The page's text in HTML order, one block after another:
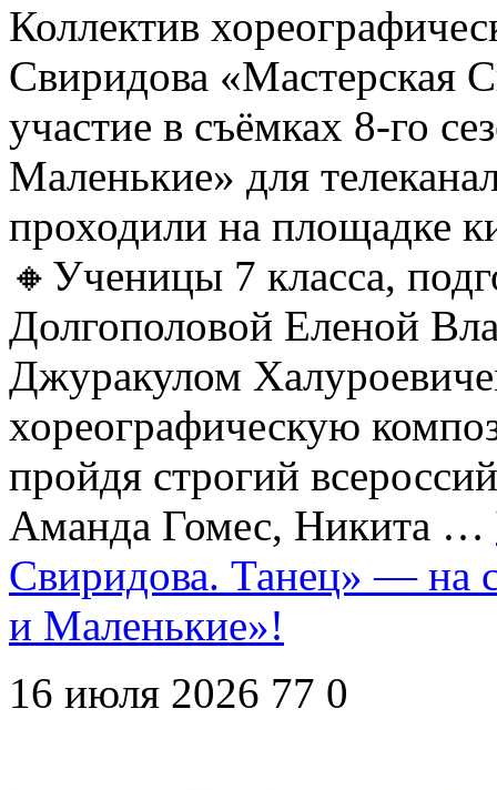
Коллектив
Свиридова «Мастерская
участие в съёмках 8-го
Маленькие» для
проходили на площадке
🔸Ученицы 7 класса,
Долгополовой Еленой
Джуракулом
хореографическую
пройдя строгий
Аманда Гомес, Никита …
Свиридова. Танец» — на
и Маленькие»!
16 июля 2026 77 0